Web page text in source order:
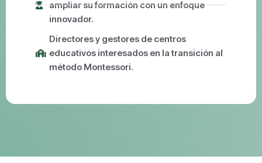
ampliar su formación con un enfoque
innovador.
Directores y gestores de centros
educativos interesados en la transición al
método Montessori.